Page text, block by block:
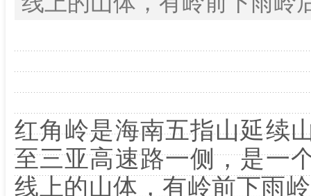
红角岭是海南五指山延续
至三亚高速路一侧，是一
线上的山体，有岭前下雨